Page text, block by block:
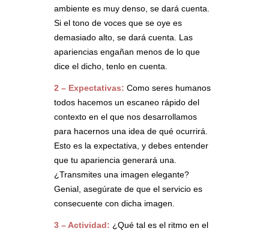
ambiente es muy denso, se dará cuenta.
Si el tono de voces que se oye es
demasiado alto, se dará cuenta. Las
apariencias engañan menos de lo que
dice el dicho, tenlo en cuenta.
2 – Expectativas: Como seres humanos
todos hacemos un escaneo rápido del
contexto en el que nos desarrollamos
para hacernos una idea de qué ocurrirá.
Esto es la expectativa, y debes entender
que tu apariencia generará una.
¿Transmites una imagen elegante?
Genial, asegúrate de que el servicio es
consecuente con dicha imagen.
3 – Actividad: ¿Qué tal es el ritmo en el